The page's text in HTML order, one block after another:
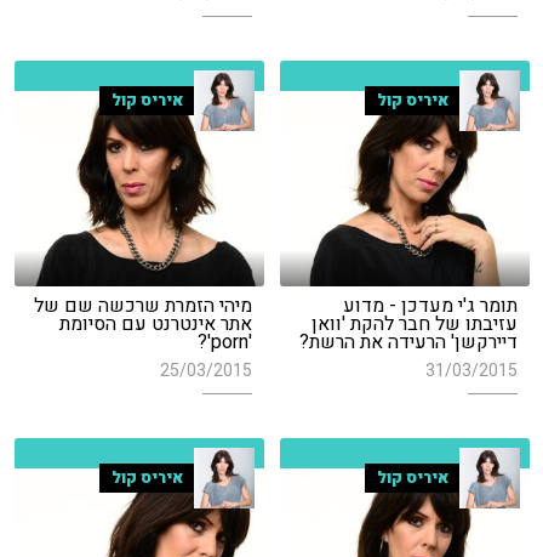
איריס קול
תומר ג'י מעדכן - מדוע
עזיבתו של חבר להקת 'וואן
דיירקשן' הרעידה את הרשת?
31/03/2015
איריס קול
מיהי הזמרת שרכשה שם של
אתר אינטרנט עם הסיומת
'porn'?
25/03/2015
איריס קול איריס קול